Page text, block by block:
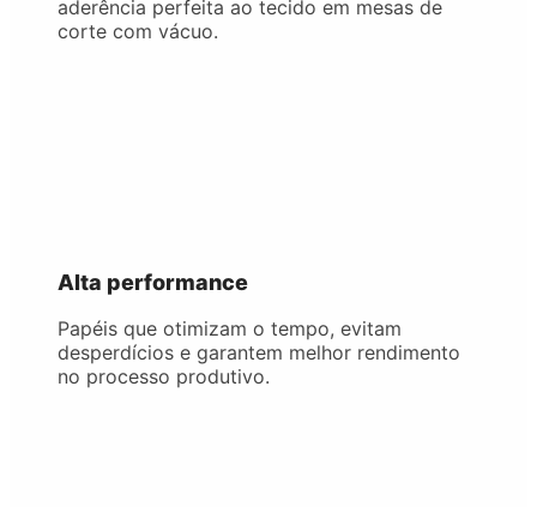
aderência perfeita ao tecido em mesas de
corte com vácuo.
Alta performance
Papéis que otimizam o tempo, evitam
desperdícios e garantem melhor rendimento
no processo produtivo.